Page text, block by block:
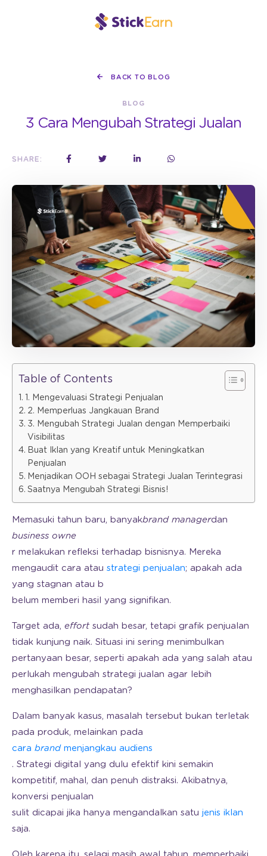
BACK TO BLOG
BLOG
3 Cara Mengubah Strategi Jualan
SHARE:
Table of Contents
1. Mengevaluasi Strategi Penjualan
2. Memperluas Jangkauan Brand
3. Mengubah Strategi Jualan dengan Memperbaiki
Visibilitas
Buat Iklan yang Kreatif untuk Meningkatkan
Penjualan
Menjadikan OOH sebagai Strategi Jualan Terintegrasi
Saatnya Mengubah Strategi Bisnis!
Memasuki tahun baru, banyakbrand managerdan
business owne
r melakukan refleksi terhadap bisnisnya. Mereka
mengaudit cara atau strategi penjualan; apakah ada
yang stagnan atau b
belum memberi hasil yang signifikan.
Target ada, effortsudah besar, tetapi grafik penjualan
tidak kunjung naik. Situasi ini sering menimbulkan
pertanyaan besar, seperti apakah ada yang salah atau
perlukah mengubah strategi jualan agar lebih
menghasilkan pendapatan?
Dalam banyak kasus, masalah tersebut bukan terletak
pada produk, melainkan pada
cara brandmenjangkau audiens
. Strategi digital yang dulu efektif kini semakin
kompetitif, mahal, dan penuh distraksi. Akibatnya,
konversi penjualan
sulit dicapai jika hanya mengandalkan satu jenis iklan
saja.